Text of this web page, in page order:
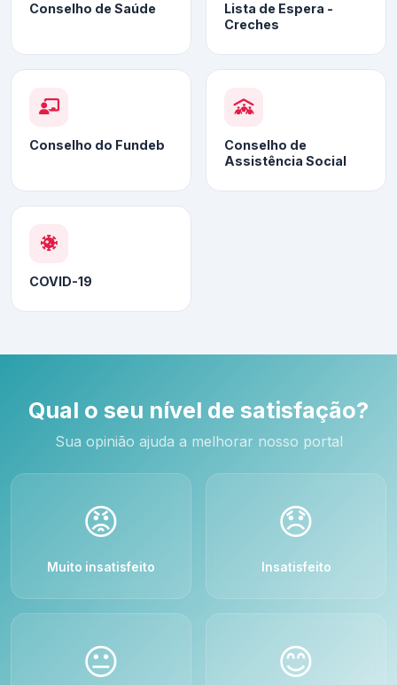
Conselho de Saúde
Lista de Espera -
Creches
Conselho do Fundeb
Conselho de
Assistência Social
COVID-19
Qual o seu nível de satisfação?
Sua opinião ajuda a melhorar nosso portal
😡
Muito insatisfeito
😞
Insatisfeito
😐 😊